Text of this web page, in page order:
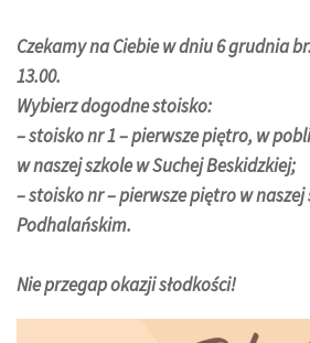
Czekamy na Ciebie w dniu 6 grudnia
13.00.
Wybierz dogodne stoisko:
– stoisko nr 1 – pierwsze piętro, w
w naszej szkole w Suchej Beskidzkiej;
– stoisko nr – pierwsze piętro w
Podhalańskim.
Nie przegap okazji słodkości!